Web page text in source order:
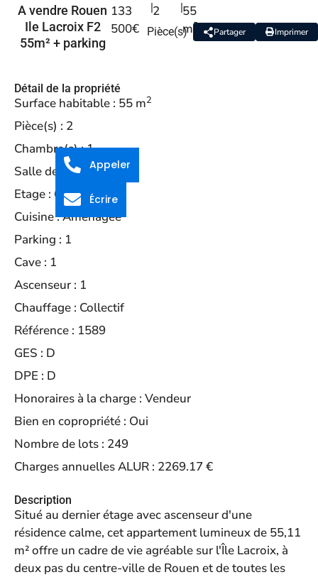
A vendre Rouen
Ile Lacroix F2
55m² + parking
133
500€
|2
Pièce(s)
|55
m2
Partager Imprimer
Détail de la propriété
Surface habitable : 55 m2
Pièce(s) : 2
Chambre(s) :1
Salle de bains :1
Etage : 6
Cuisine :Amenagée
Parking : 1
Cave : 1
Ascenseur : 1
Chauffage : Collectif
Référence : 1589
GES : D
DPE : D
Honoraires à la charge : Vendeur
Bien en copropriété : Oui
Nombre de lots : 249
Charges annuelles ALUR : 2269.17 €
Description
Situé au dernier étage avec ascenseur d'une
résidence calme, cet appartement lumineux de 55,11
m² offre un cadre de vie agréable sur l'Île Lacroix, à
deux pas du centre-ville de Rouen et de toutes les
Appeler
Écrire